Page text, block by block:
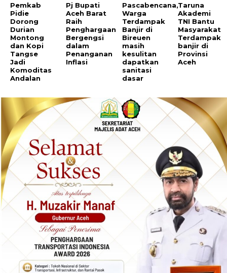
Pemkab
Pidie
Dorong
Durian
Montong
dan Kopi
Tangse
Jadi
Komoditas
Andalan
Pj Bupati
Aceh Barat
Raih
Penghargaan
Bergengsi
dalam
Penanganan
Inflasi
Pascabencana,
Warga
Terdampak
Banjir di
Bireuen
masih
kesulitan
dapatkan
sanitasi
dasar
Taruna
Akademi
TNI Bantu
Masyarakat
Terdampak
banjir di
Provinsi
Aceh